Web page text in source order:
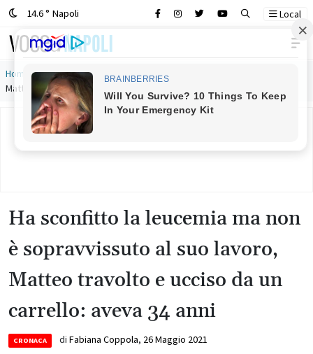
14.6 ° Napoli Local
Main Navigation
Home »Ha sconfitto la leucemia ma non è sopravvissuto al suo lavoro,
Matteo travolto e ucciso da un carrello: aveva 34 anni
Ha sconfitto la leucemia ma non
è sopravvissuto al suo lavoro,
Matteo travolto e ucciso da un
carrello: aveva 34 anni
CRONACA di Fabiana Coppola, 26 Maggio 2021